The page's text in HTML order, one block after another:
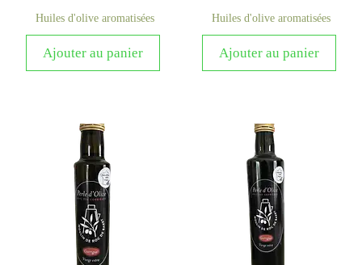
Huiles d'olive aromatisées
Ajouter au panier
Huiles d'olive aromatisées
Ajouter au panier